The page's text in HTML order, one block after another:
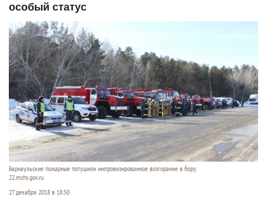
особый статус
Барнаульские пожарные потушили импровизированное возгорание в бору.
22.mchs.gov.ru
27 декабря 2018 в 18:50